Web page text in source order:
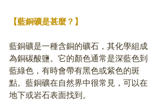
【藍銅礦是甚麼？】
藍銅礦是一種含銅的礦石，其化學組成
為銅碳酸鹽。它的顏色通常是深藍色到
藍綠色，有時會帶有黑色或紫色的斑
點。藍銅礦在自然界中很常見，可以在
地下或岩石表面找到。